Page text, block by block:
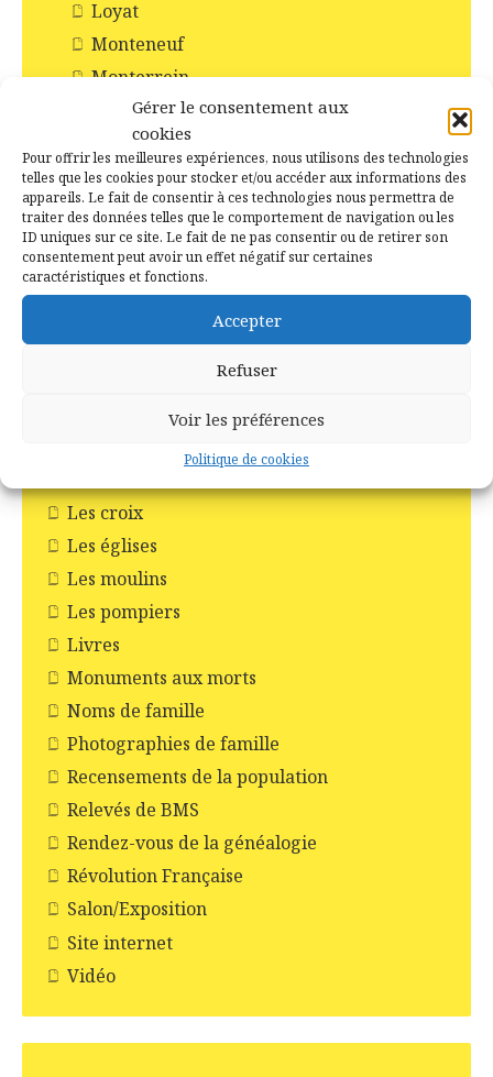
Gérer le consentement aux
cookies
Pour offrir les meilleures expériences, nous utilisons des technologies
telles que les cookies pour stocker et/ou accéder aux informations des
appareils. Le fait de consentir à ces technologies nous permettra de
traiter des données telles que le comportement de navigation ou les
ID uniques sur ce site. Le fait de ne pas consentir ou de retirer son
consentement peut avoir un effet négatif sur certaines
caractéristiques et fonctions.
Accepter
Refuser
Voir les préférences
Politique de cookies
Loyat
Monteneuf
Monterrein
Néant-sur-Yvel
Paimpont
Ploërmel
Saint-Abraham
Saint-Malo-de-Beignon
Taupont
Histoire et Patrimoines de Campénéac
Incendie en forêt de Brocéliande
Les Chapelles
Les croix
Les églises
Les moulins
Les pompiers
Livres
Monuments aux morts
Noms de famille
Photographies de famille
Recensements de la population
Relevés de BMS
Rendez-vous de la généalogie
Révolution Française
Salon/Exposition
Site internet
Vidéo